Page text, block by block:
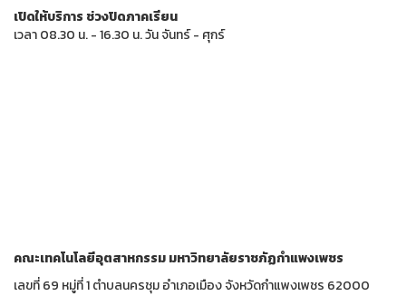
เปิดให้บริการ ช่วงปิดภาคเรียน
เวลา 08.30 น. - 16.30 น. วัน จันทร์ - ศุกร์
คณะเทคโนโลยีอุตสาหกรรมมหาวิทยาลัยราชภัฏกำแพงเพชร
เลขที่ 69 หมู่ที่ 1 ตำบลนครชุม อำเภอเมือง จังหวัดกำแพงเพชร 62000